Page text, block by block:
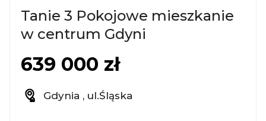
Tanie 3 Pokojowe mieszkanie
w centrum Gdyni
639 000 zł
Gdynia , ul.Śląska